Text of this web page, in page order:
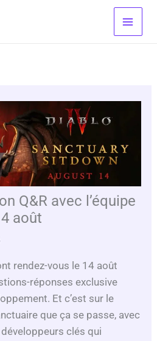
Q&R avec l’équipe
août
rendez-vous le 14 août
réponses exclusive
Et c’est sur le
que ça se passe, avec
clés qui